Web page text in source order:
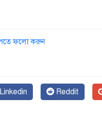
ফলো করুন
Linkedin Reddit